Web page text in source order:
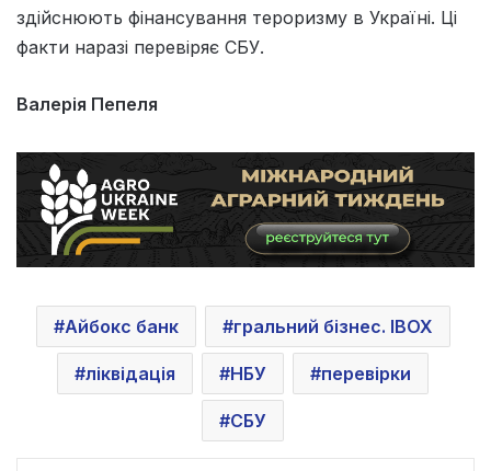
здійснюють фінансування тероризму в Україні. Ці
факти наразі перевіряє СБУ.
Валерія Пепеля
Айбокс банк гральний бізнес. IBOX
ліквідація НБУ перевірки
СБУ